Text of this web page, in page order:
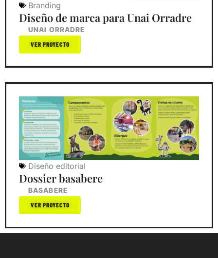
Branding
Diseño de marca para Unai Orradre
UNAI ORRADRE
VER PROYECTO
Diseño editorial
Dossier basabere
BASABERE
VER PROYECTO